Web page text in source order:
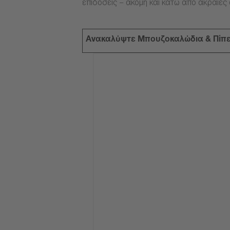
επιδόσεις – ακόμη και κάτω από
Ανακαλύψτε Μπουζοκαλώδια &